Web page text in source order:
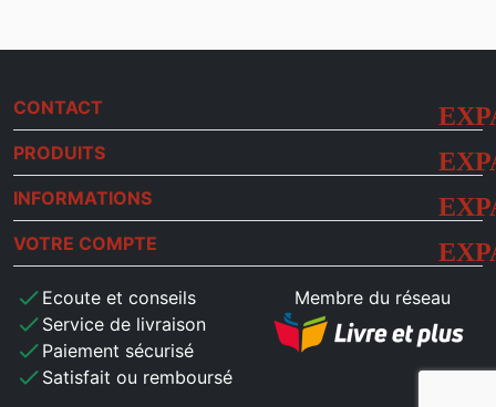
CONTACT
PRODUITS
INFORMATIONS
VOTRE COMPTE
check Ecoute et conseils
check Service de livraison
check Paiement sécurisé
check Satisfait ou remboursé
Membre du réseau